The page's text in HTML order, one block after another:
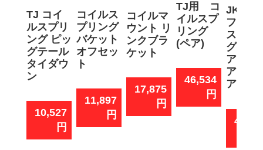
TJ コイ
ルスプリ
ング ピッ
グテール
タイダウ
ン
10,527
円
コイルス
プリング
バケット
オフセッ
ト
11,897
円
コイルマ
ウント リ
ンクブラ
ケット
17,875
円
TJ用 コ
イルスプ
リング
(ペア)
46,534
円
JK対
フロン
スプリ
グ ペ
ア 2ド
ア用/4
ア用